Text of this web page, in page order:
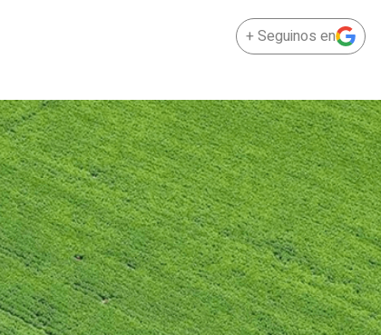
+ Seguinos en